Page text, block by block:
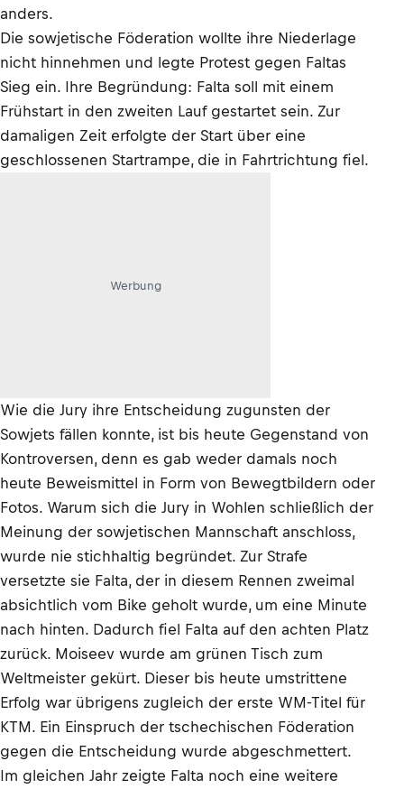
anders.
Die sowjetische Föderation wollte ihre Niederlage
nicht hinnehmen und legte Protest gegen Faltas
Sieg ein. Ihre Begründung: Falta soll mit einem
Frühstart in den zweiten Lauf gestartet sein. Zur
damaligen Zeit erfolgte der Start über eine
geschlossenen Startrampe, die in Fahrtrichtung fiel.
Werbung
Wie die Jury ihre Entscheidung zugunsten der
Sowjets fällen konnte, ist bis heute Gegenstand von
Kontroversen, denn es gab weder damals noch
heute Beweismittel in Form von Bewegtbildern oder
Fotos. Warum sich die Jury in Wohlen schließlich der
Meinung der sowjetischen Mannschaft anschloss,
wurde nie stichhaltig begründet. Zur Strafe
versetzte sie Falta, der in diesem Rennen zweimal
absichtlich vom Bike geholt wurde, um eine Minute
nach hinten. Dadurch fiel Falta auf den achten Platz
zurück. Moiseev wurde am grünen Tisch zum
Weltmeister gekürt. Dieser bis heute umstrittene
Erfolg war übrigens zugleich der erste WM-Titel für
KTM. Ein Einspruch der tschechischen Föderation
gegen die Entscheidung wurde abgeschmettert.
Im gleichen Jahr zeigte Falta noch eine weitere